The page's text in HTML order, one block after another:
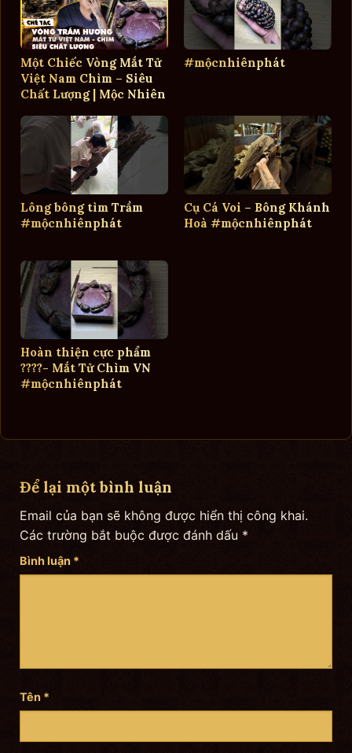
Một Chiếc Vòng Mắt Tử
Việt Nam Chìm – Siêu
Chất Lượng | Mộc Nhiên
#mộcnhiênphát
Lông bông tìm Trầm
#mộcnhiênphát
Cụ Cá Voi – Bông Khánh
Hoà #mộcnhiênphát
Hoàn thiện cực phẩm
????- Mắt Tử Chìm VN
#mộcnhiênphát
Để lại một bình luận
Email của bạn sẽ không được hiển thị công khai.
Các trường bắt buộc được đánh dấu *
Bình luận *
Tên *